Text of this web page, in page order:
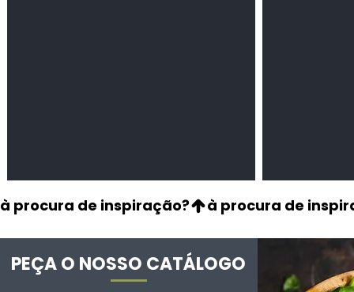
à procura de inspiração?
PEÇA O NOSSO CATÁLOGO